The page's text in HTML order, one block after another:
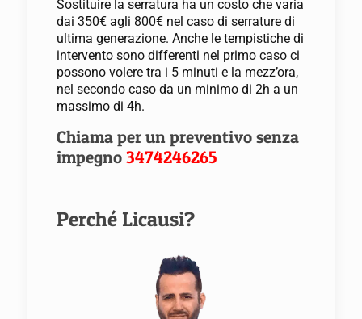
Sostituire la serratura ha un costo che varia
dai 350€ agli 800€ nel caso di serrature di
ultima generazione. Anche le tempistiche di
intervento sono differenti nel primo caso ci
possono volere tra i 5 minuti e la mezz’ora,
nel secondo caso da un minimo di 2h a un
massimo di 4h.
Chiama per un preventivo senza
impegno 3474246265
Perché Licausi?